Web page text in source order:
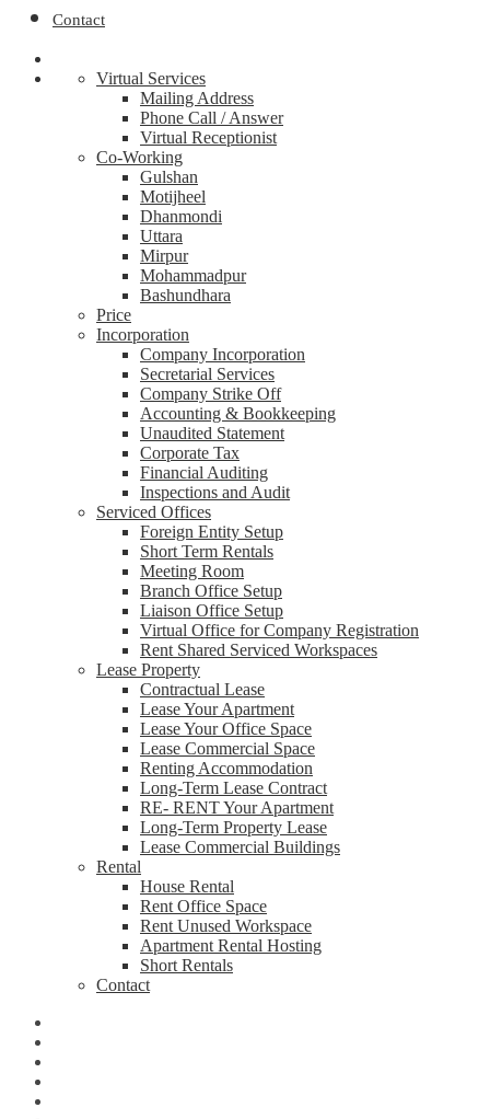
Contact
Virtual Services
Mailing Address
Phone Call / Answer
Virtual Receptionist
Co-Working
Gulshan
Motijheel
Dhanmondi
Uttara
Mirpur
Mohammadpur
Bashundhara
Price
Incorporation
Company Incorporation
Secretarial Services
Company Strike Off
Accounting & Bookkeeping
Unaudited Statement
Corporate Tax
Financial Auditing
Inspections and Audit
Serviced Offices
Foreign Entity Setup
Short Term Rentals
Meeting Room
Branch Office Setup
Liaison Office Setup
Virtual Office for Company Registration
Rent Shared Serviced Workspaces
Lease Property
Contractual Lease
Lease Your Apartment
Lease Your Office Space
Lease Commercial Space
Renting Accommodation
Long-Term Lease Contract
RE- RENT Your Apartment
Long-Term Property Lease
Lease Commercial Buildings
Rental
House Rental
Rent Office Space
Rent Unused Workspace
Apartment Rental Hosting
Short Rentals
Contact